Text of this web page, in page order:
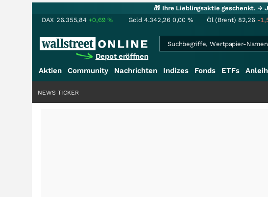
🎁 Ihre Lieblingsaktie geschenkt.→
DAX 26.355,84 +0,69% Gold 4.342,26 0,00 % Öl (Brent) 82,26 -
Depot eröffnen
Aktien Community Nachrichten Indizes Fonds ETFs
NEWS TICKER